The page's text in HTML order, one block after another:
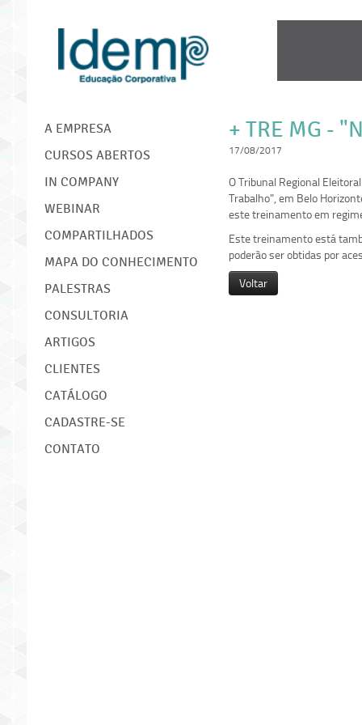
IDEMP
A EMPRESA
CURSOS ABERTOS
IN COMPANY
WEBINAR
COMPARTILHADOS
MAPA DO CONHECIMENTO
PALESTRAS
CONSULTORIA
ARTIGOS
CLIENTES
CATÁLOGO
CADASTRE-SE
CONTATO
+ TRE MG -
17/08/2017
O Tribunal Regional
Trabalho", em Belo
este treinamento em
Este treinamento está
poderão ser obtidas por
Voltar